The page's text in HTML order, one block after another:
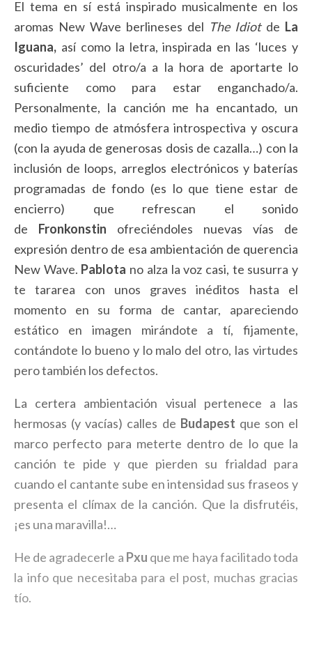
El tema en sí está inspirado musicalmente en los
aromas New Wave berlineses del The Idiot de La
Iguana, así como la letra, inspirada en las ‘luces y
oscuridades’ del otro/a a la hora de aportarte lo
suficiente como para estar enganchado/a.
Personalmente, la canción me ha encantado, un
medio tiempo de atmósfera introspectiva y oscura
(con la ayuda de generosas dosis de cazalla…) con la
inclusión de loops, arreglos electrónicos y baterías
programadas de fondo (es lo que tiene estar de
encierro) que refrescan el sonido
de Fronkonstin ofreciéndoles nuevas vías de
expresión dentro de esa ambientación de querencia
New Wave. Pablota no alza la voz casi, te susurra y
te tararea con unos graves inéditos hasta el
momento en su forma de cantar, apareciendo
estático en imagen mirándote a tí, fijamente,
contándote lo bueno y lo malo del otro, las virtudes
pero también los defectos.
La certera ambientación visual pertenece a las
hermosas (y vacías) calles de Budapest que son el
marco perfecto para meterte dentro de lo que la
canción te pide y que pierden su frialdad para
cuando el cantante sube en intensidad sus fraseos y
presenta el clímax de la canción. Que la disfrutéis,
¡es una maravilla!…
He de agradecerle a Pxu que me haya facilitado toda
la info que necesitaba para el post, muchas gracias
tío.